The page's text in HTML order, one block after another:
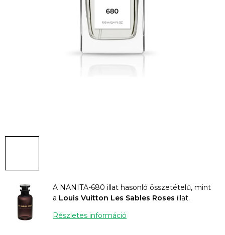
A NANITA-680 illat hasonló összetételű, mint
a Louis Vuitton Les Sables Roses illat.
Részletes információ